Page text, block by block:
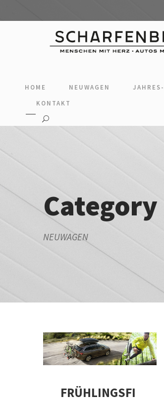
HOME NEUWAGEN
KONTAKT
Category
NEUWAGEN
FRÜHLINGSFI